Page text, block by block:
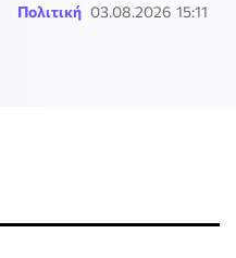
Πολιτική 03.08.2026 15:11